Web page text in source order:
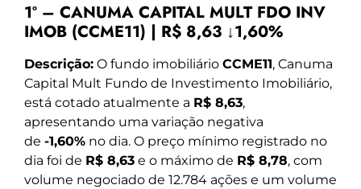
1º – CANUMA CAPITAL MULT FDO INV
IMOB (CCME11) | R$ 8,63 ↓1,60%
Descrição: O fundo imobiliário CCME11, Canuma
Capital Mult Fundo de Investimento Imobiliário,
está cotado atualmente a R$ 8,63,
apresentando uma variação negativa
de -1,60% no dia. O preço mínimo registrado no
dia foi de R$ 8,63 e o máximo de R$ 8,78, com
volume negociado de 12.784 ações e um volume